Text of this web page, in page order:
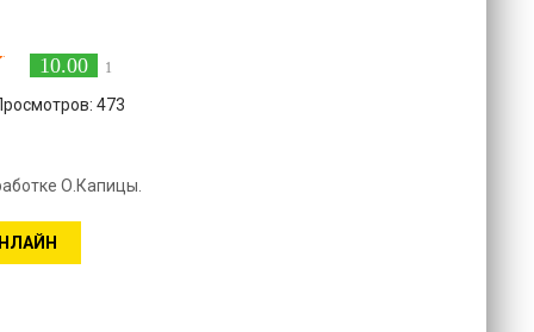
10.00 1
473
О.Капицы.